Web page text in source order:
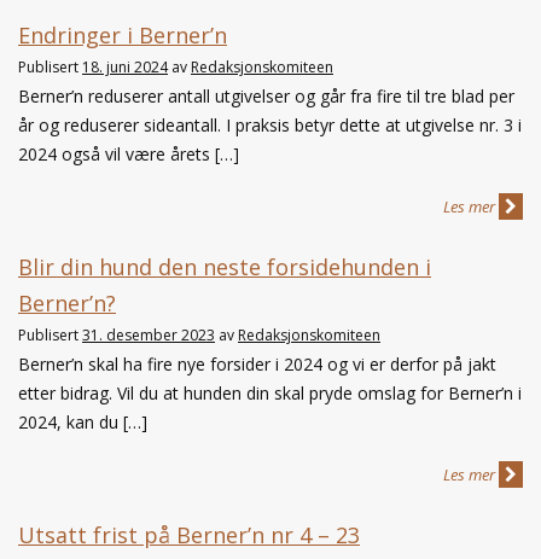
Endringer i Berner’n
Publisert 18. juni 2024av Redaksjonskomiteen
Berner’n reduserer antall utgivelser og går fra fire til tre blad per
år og reduserer sideantall. I praksis betyr dette at utgivelse nr. 3 i
2024 også vil være årets […]
Les mer
Blir din hund den neste forsidehunden i
Berner’n?
Publisert31. desember 2023 av Redaksjonskomiteen
Berner’n skal ha fire nye forsider i 2024 og vi er derfor på jakt
etter bidrag. Vil du at hunden din skal pryde omslag for Berner’n i
2024, kan du […]
Les mer
Utsatt frist på Berner’n nr 4 – 23